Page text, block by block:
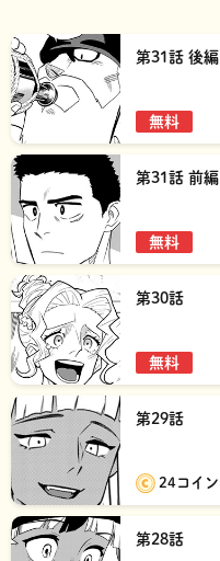
第31話 後編
無料
第31話 前編
無料
第30話
無料
第29話
24コイン
第28話